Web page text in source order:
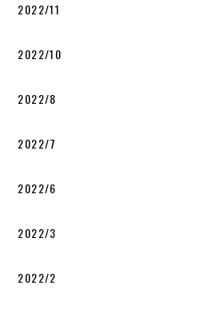
2022/11
2022/10
2022/8
2022/7
2022/6
2022/3
2022/2